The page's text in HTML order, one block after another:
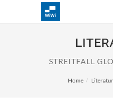
STREITFALL
Home Literatur